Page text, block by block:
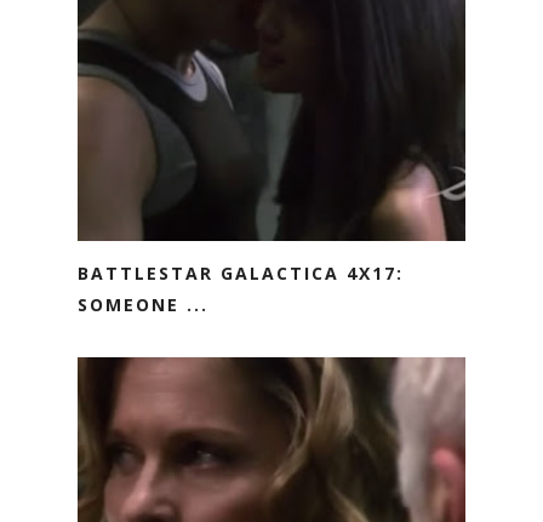
BATTLESTAR GALACTICA 4X17:
SOMEONE ...